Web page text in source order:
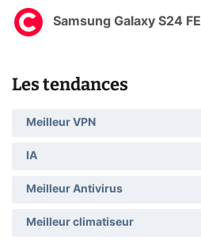
Samsung Galaxy S24 FE
Les tendances
Meilleur VPN
IA
Meilleur Antivirus
Meilleur climatiseur